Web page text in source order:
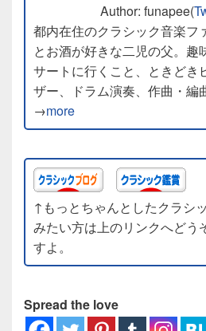
Author: funapee(
都内在住のクラシック音楽フ
とお酒が好きな二児の父。趣
サートに行くこと、ときどき
ザー、ドラム演奏、作曲・編
→more
↑もっとちゃんとしたクラシ
みたい方は上のリンクへどう
すよ。
Spread the love